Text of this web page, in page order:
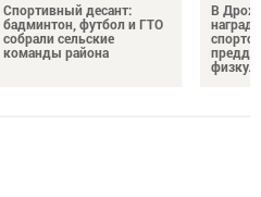
Спортивный десант:
бадминтон, футбол и ГТО
собрали сельские
команды района
В